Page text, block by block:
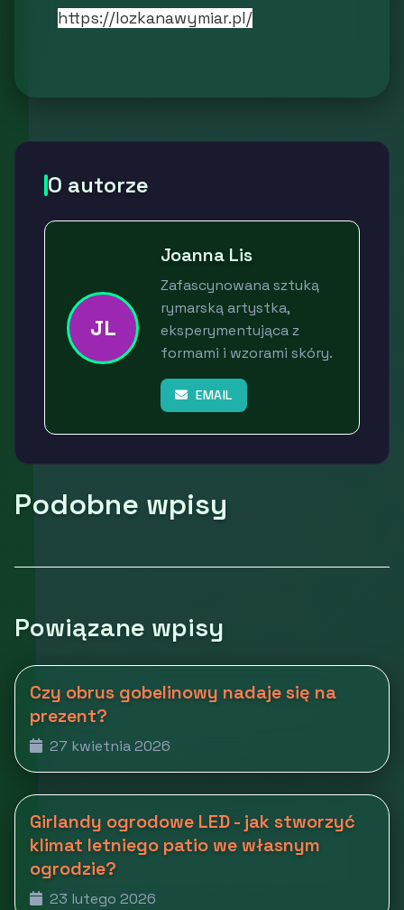
https://lozkanawymiar.pl/
O autorze
JL
Joanna Lis
Zafascynowana sztuką
rymarską artystka,
eksperymentująca z
formami i wzorami skóry.
EMAIL
Podobne wpisy
Powiązane wpisy
Czy obrus gobelinowy nadaje się na
prezent?
27 kwietnia 2026
Girlandy ogrodowe LED - jak stworzyć
klimat letniego patio we własnym
ogrodzie?
23 lutego 2026